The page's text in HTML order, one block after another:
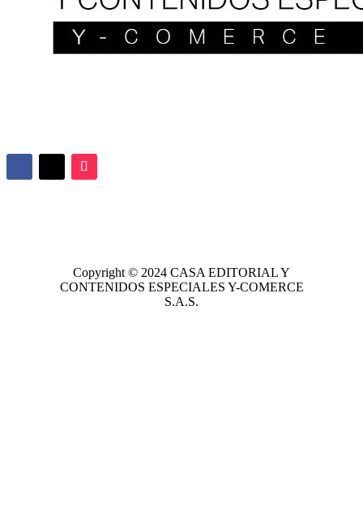
Copyright © 2024 CASA EDITORIALY
CONTENIDOS ESPECIALES Y-COMERCE
S.A.S.